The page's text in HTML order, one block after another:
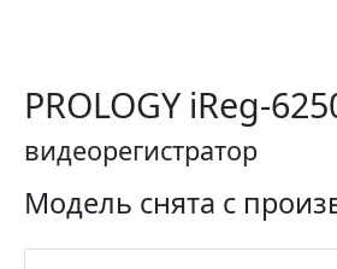
PROLOGY iReg-
видеорегистратор
Модель снята с